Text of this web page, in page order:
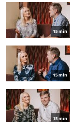
15 min
15 min
15 min